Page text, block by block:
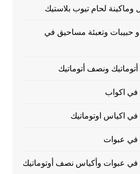
لحام تيوب بلاستيك
حبيبات وتعبئة مساحيق في
ونصف أتوماتيك
في اكواب
في اكياس اوتوماتيك
في عبوات
في عبوات وأكياس نصف أوتوماتيك